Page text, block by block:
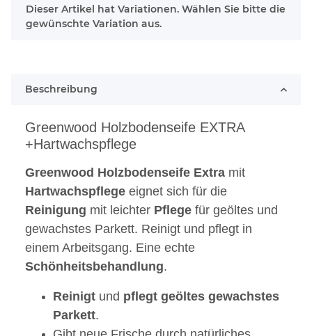
x
Dieser Artikel hat Variationen. Wählen Sie bitte die
gewünschte Variation aus.
Beschreibung
Greenwood Holzbodenseife EXTRA
+Hartwachspflege
Greenwood Holzbodenseife Extra mit
Hartwachspflege eignet sich für die
Reinigung mit leichter Pflege für geöltes und
gewachstes Parkett. Reinigt und pflegt in
einem Arbeitsgang. Eine echte
Schönheitsbehandlung.
Reinigt und pflegt geöltes gewachstes
Parkett.